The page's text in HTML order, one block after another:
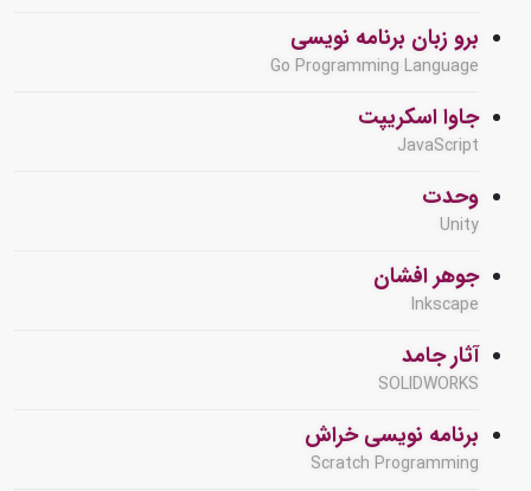
برو زبان برنامه نویسی
Go Programming Language
جاوا اسکریپت
JavaScript
وحدت
Unity
جوهر افشان
Inkscape
آثار جامد
SOLIDWORKS
برنامه نویسی خراش
Scratch Programming